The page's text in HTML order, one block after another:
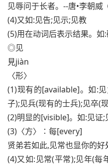
见辱问于长者。--唐•李朝威
(4)又如:见告;见示;见教
(5)用在动词后表示结果。如
◎见
見jiàn
〈形〉
(1)现有的[available]。如:
子);见兵(现有的士兵);见卒(
(2)明显的[visible]。如:见证;
(3)〈方〉∶每[every]
贤弟若如此,见常也显你的好
(4)又如:见常(平常);见年(每